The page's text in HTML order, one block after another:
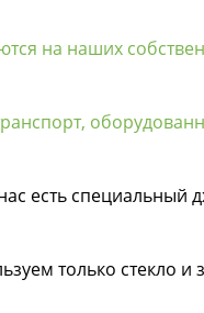
на наших
есть специальный
только стекло и